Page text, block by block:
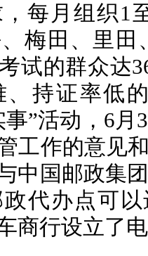
每月组织1
梅田、里
试的群众达
、持证率低
”活动，6
工作的意见
中国邮政集
代办点可
商行设立了